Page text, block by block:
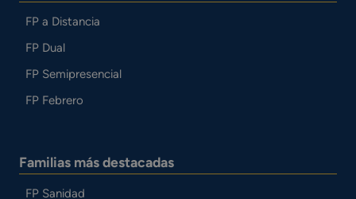
FP a Distancia
FP Dual
FP Semipresencial
FP Febrero
Familias más destacadas
FP Sanidad